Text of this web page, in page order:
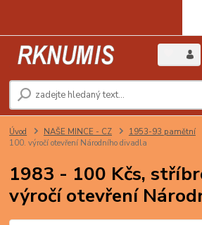
Úvod NAŠE MINCE - CZ 1953-93 pamětní
100. výročí otevření Národního divadla
1983 - 100 Kčs,
výročí otevření